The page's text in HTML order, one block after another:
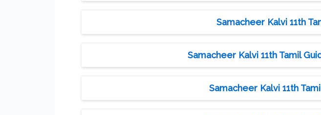
Samacheer Kalvi 11th
Samacheer Kalvi 11th Tamil
Samacheer Kalvi 11th